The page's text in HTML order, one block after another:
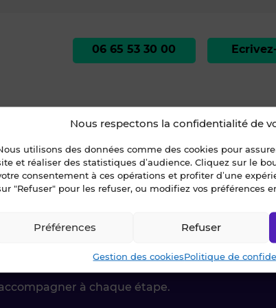
Nous respectons la confidentialité de
utilisons des données comme des cookies pour
et réaliser des statistiques d’audience. Cliquez sur le
consentement à ces opérations et profiter d’une
"Refuser" pour les refuser, ou modifiez vos préférences
Refuser
Préférences
Gestion des cookiesPolitique de
Vilaine»A VENDRE // SALON DE COIFFURE // RENNES (#30323 -
06 65 53 30 00
nous !
à chaque étape.